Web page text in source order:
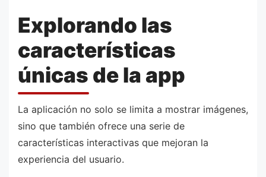
Explorando las
características
únicas de la app
La aplicación no solo se limita a mostrar imágenes,
sino que también ofrece una serie de
características interactivas que mejoran la
experiencia del usuario.